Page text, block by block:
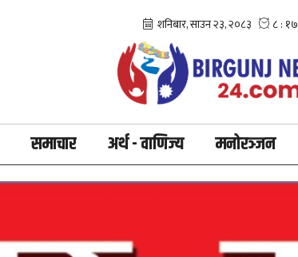
समाचार अर्थ - वाणिज्य मनोरञ्जन